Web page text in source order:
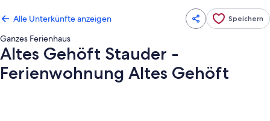
Alle Unterkünfte anzeigen Speichern
Ganzes Ferienhaus
Altes Gehöft Stauder -
Ferienwohnung Altes Gehöft